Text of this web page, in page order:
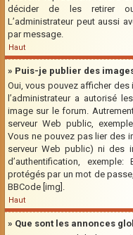
décider de les retirer
L’administrateur peut aussi
par message.
Haut
» Puis-je publier des
Oui, vous pouvez afficher
l’administrateur a autorisé
image sur le forum.
serveur Web public,
Vous ne pouvez pas lier des
serveur Web public) ni des
d’authentification,
protégés par un mot de
BBCode [img].
Haut
» Que sont les annonces